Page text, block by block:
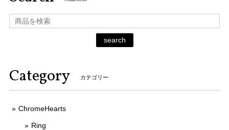
search
Category カテゴリー
ChromeHearts
Ring